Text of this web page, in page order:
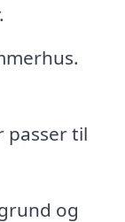
passer til
og